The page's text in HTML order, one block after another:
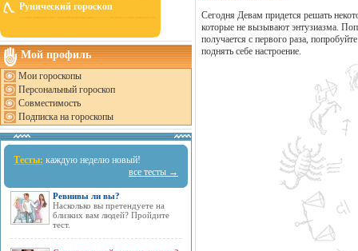
Рунический гороскоп
Мой профиль
Мои гороскопы
Персональный гороскоп
Совместимость
Подписка на гороскопы
Тесты: каждую неделю новый!
все тесты →
Ревнивы ли вы?
Насколько вы претендуете на
близких вам людей? Пройдите
тест.
Сегодня Девам придется решать
которые не вызывают энтузиазма.
получается с первого раза,
поднять себе настроение.